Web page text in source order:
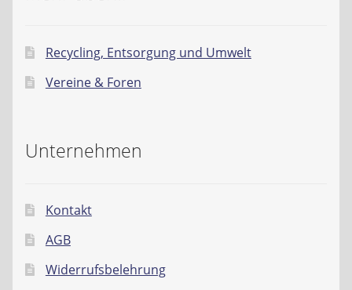
Recycling, Entsorgung und Umwelt
Vereine & Foren
Unternehmen
Kontakt
AGB
Widerrufsbelehrung